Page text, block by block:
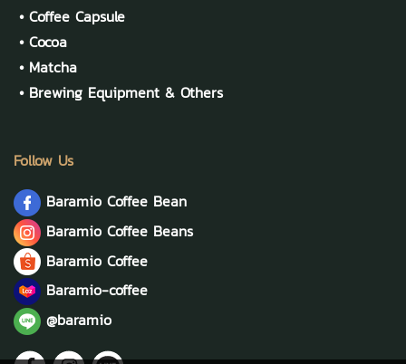
• Coffee Capsule
• Cocoa
• Matcha
• Brewing Equipment & Others
Follow Us
Baramio Coffee Bean
Baramio Coffee Beans
Baramio Coffee
Baramio-coffee
@baramio